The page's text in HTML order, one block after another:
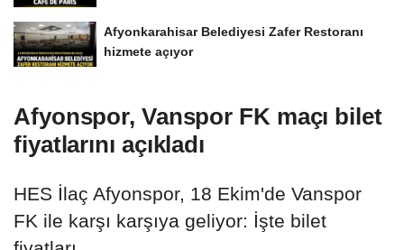
Afyonkarahisar Belediyesi Zafer Restoranı
hizmete açıyor
Afyonspor, Vanspor FK maçı bilet
fiyatlarını açıkladı
HES İlaç Afyonspor, 18 Ekim'de Vanspor
FK ile karşı karşıya geliyor: İşte bilet